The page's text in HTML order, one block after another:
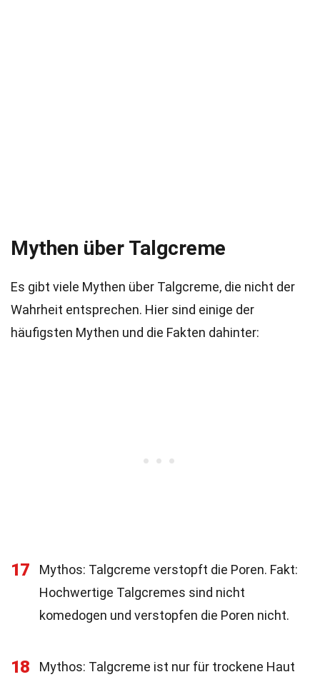
Mythen über Talgcreme
Es gibt viele Mythen über Talgcreme, die nicht der
Wahrheit entsprechen. Hier sind einige der
häufigsten Mythen und die Fakten dahinter:
17
Mythos: Talgcreme verstopft die Poren. Fakt:
Hochwertige Talgcremes sind nicht
komedogen und verstopfen die Poren nicht.
18 Mythos: Talgcreme ist nur für trockene Haut